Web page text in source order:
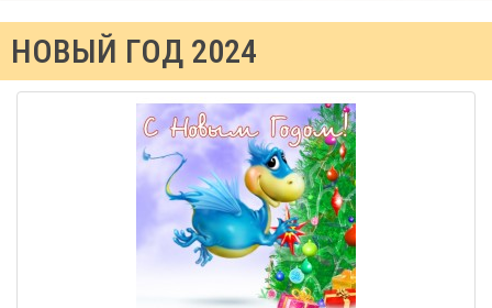
НОВЫЙ ГОД 2024